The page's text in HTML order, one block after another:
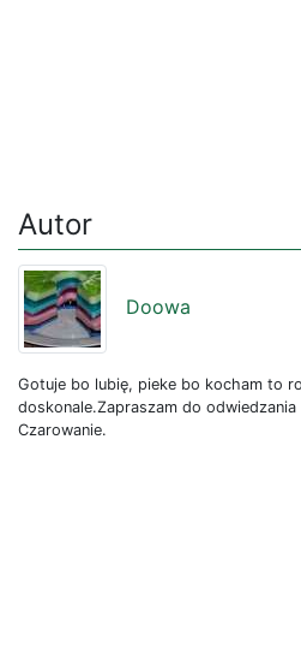
Autor
Doowa
Gotuje bo lubię, pieke bo kocham to
doskonale.Zapraszam do odwiedzania
Czarowanie.